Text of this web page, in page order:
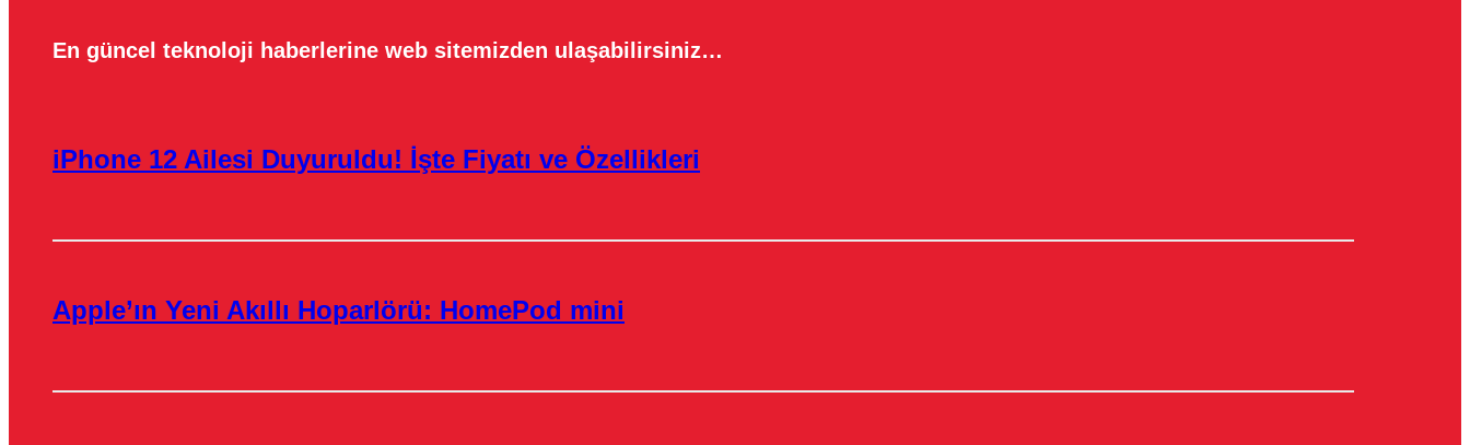
En güncel teknoloji haberlerine web sitemizden ulaşabilirsiniz…
iPhone 12 Ailesi Duyuruldu! İşte Fiyatı ve Özellikleri
Apple’ın Yeni Akıllı Hoparlörü: HomePod mini